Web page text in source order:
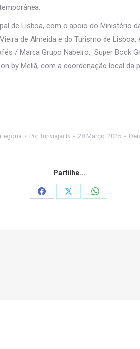
de Lisboa, com o apoio do Ministério
de Almeida e do Turismo de
/ Marca Grupo Nabeiro, Super Bock
by Meliã, com a coordenação local
PorTuriviajar.tv 28 Março, 2025
Partilhe...
Share
Share
Share